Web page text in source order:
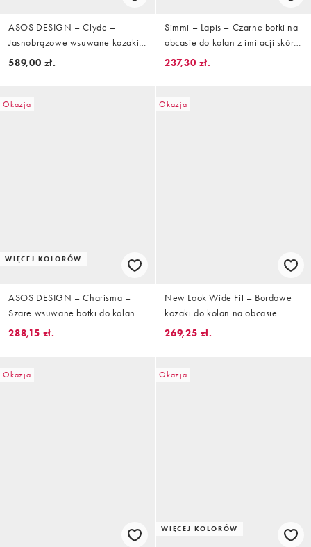
ASOS DESIGN – Clyde –
Jasnobrązowe wsuwane kozaki
do kolan z okrągłymi noskami
589,00 zł.
Simmi – Lapis – Czarne botki na
obcasie do kolan z imitacji skóry
krokodyla
237,30 zł.
Okazja
WIĘCEJ KOLORÓW
ASOS DESIGN – Charisma –
Szare wsuwane botki do kolan
na obcasach z szerokimi
288,15 zł.
Okazja
New Look Wide Fit – Bordowe
kozaki do kolan na obcasie
269,25 zł.
Okazja Okazja
WIĘCEJ KOLORÓW